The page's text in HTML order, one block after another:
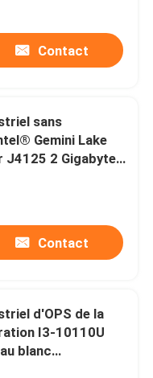
Contact
sans
Gemini Lake
2 Gigabyte
Contact
d'OPS de la
I3-10110U
blanc
de salle de